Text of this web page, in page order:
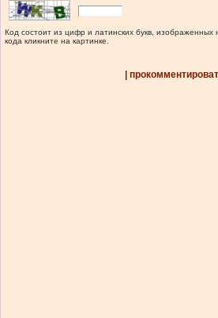
Код состоит из цифр и латинских букв, изображенных
кода кликните на картинке.
|